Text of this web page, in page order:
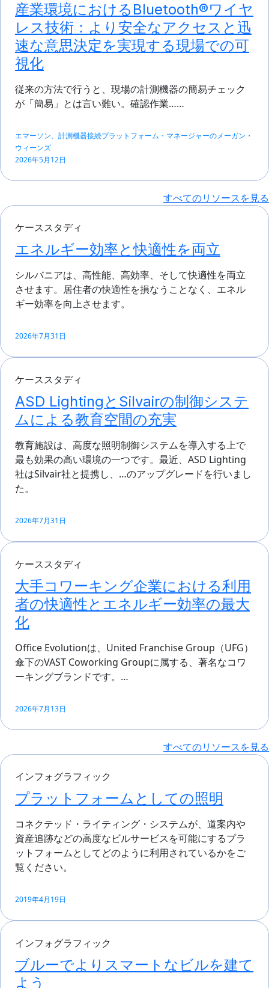
産業環境におけるBluetooth®ワイヤ
レス技術：より安全なアクセスと迅
速な意思決定を実現する現場での可
視化
従来の方法で行うと、現場の計測機器の簡易チェック
が「簡易」とは言い難い。確認作業……
エマーソン、計測機器接続プラットフォーム・マネージャーのメーガン・
ウィーンズ
2026年5月12日
すべてのリソースを見る
ケーススタディ
エネルギー効率と快適性を両立
シルバニアは、高性能、高効率、そして快適性を両立
させます。居住者の快適性を損なうことなく、エネル
ギー効率を向上させます。
2026年7月31日
ケーススタディ
ASD LightingとSilvairの制御システ
ムによる教育空間の充実
教育施設は、高度な照明制御システムを導入する上で
最も効果の高い環境の一つです。最近、ASD Lighting
社はSilvair社と提携し、…のアップグレードを行いまし
た。
2026年7月31日
ケーススタディ
大手コワーキング企業における利用
者の快適性とエネルギー効率の最大
化
Office Evolutionは、United Franchise Group（UFG）
傘下のVAST Coworking Groupに属する、著名なコワ
ーキングブランドです。…
2026年7月13日
すべてのリソースを見る
インフォグラフィック
プラットフォームとしての照明
コネクテッド・ライティング・システムが、道案内や
資産追跡などの高度なビルサービスを可能にするプラ
ットフォームとしてどのように利用されているかをご
覧ください。
2019年4月19日
インフォグラフィック
ブルーでよりスマートなビルを建て
よう